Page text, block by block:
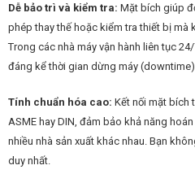
Dễ bảo trì và kiểm tra: Mặt bích giúp
phép thay thế hoặc kiểm tra thiết bị mà
Trong các nhà máy vận hành liên tục
đáng kể thời gian dừng máy (downtime).
Tính chuẩn hóa cao: Kết nối mặt bích
ASME hay DIN, đảm bảo khả năng
nhiều nhà sản xuất khác nhau. Bạn
duy nhất.